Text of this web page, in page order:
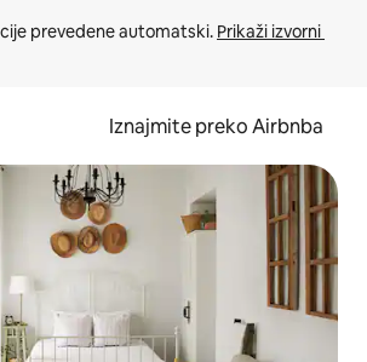
prevedene automatski. Prikaži izvorni
Iznajmite preko Airbnba